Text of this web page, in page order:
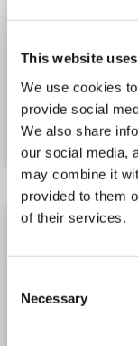
This website
We use cookies
provide social
We also share
our social media,
may combine it
provided to them
of their services.
Selection
Necessary
Produktnummer
HOXA10 ELISA
HOXA10